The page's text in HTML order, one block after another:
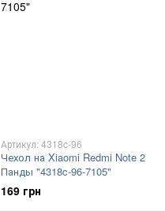
Артикул: 4318c-96
Чехол на Xiaomi Redmi Note 2
Панды "4318c-96-7105"
169 грн